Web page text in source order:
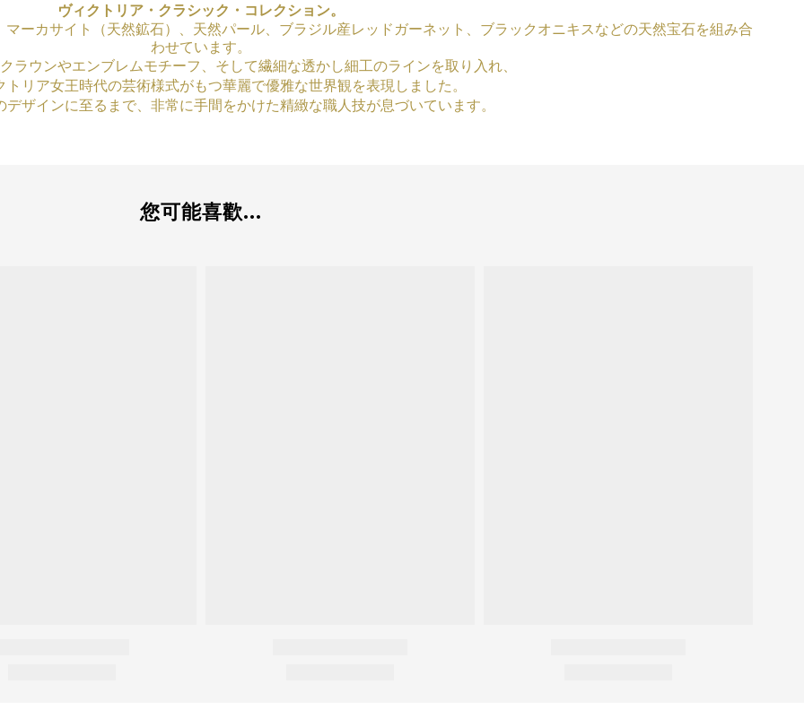
ヴィクトリア・クラシック・コレクション。
ーカサイト（天然鉱石）、天然パール、ブラジル産レッドガーネット、ブラックオニキスなどの天然宝石を組み合
わせています。
ラウンやエンブレムモチーフ、そして繊細な透かし細工のラインを取り入れ、
トリア女王時代の芸術様式がもつ華麗で優雅な世界観を表現しました。
デザインに至るまで、非常に手間をかけた精緻な職人技が息づいています。
您可能喜歡...